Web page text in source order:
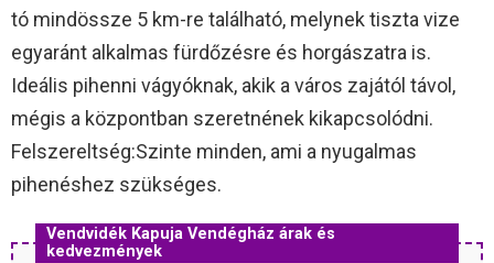
tó mindössze 5 km-re található, melynek tiszta vize
egyaránt alkalmas fürdőzésre és horgászatra is.
Ideális pihenni vágyóknak, akik a város zajától távol,
mégis a központban szeretnének kikapcsolódni.
Felszereltség:Szinte minden, ami a nyugalmas
pihenéshez szükséges.
Vendvidék Kapuja Vendégház árak és
kedvezmények